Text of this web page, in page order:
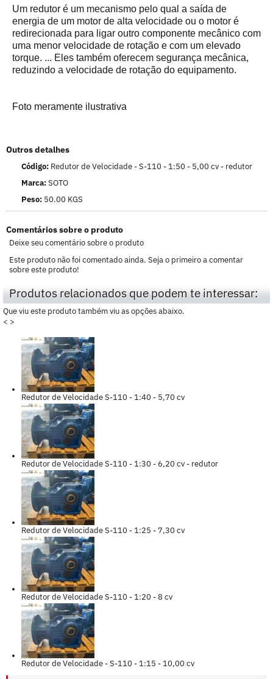
Um redutor é um mecanismo pelo qual a saída de
energia de um motor de alta velocidade ou o motor é
redirecionada para ligar outro componente mecânico com
uma menor velocidade de rotação e com um elevado
torque. ... Eles também oferecem segurança mecânica,
reduzindo a velocidade de rotação do equipamento.
Foto meramente ilustrativa
Outros detalhes
Código: Redutor de Velocidade - S-110 - 1:50 - 5,00 cv - redutor
Marca:SOTO
Peso: 50.00 KGS
Comentários sobre o produto
Deixe seu comentário sobre o produto
Este produto não foi comentado ainda. Seja o primeiro a comentar
sobre este produto!
Produtos relacionados que podem te interessar:
Que viu este produto também viu as opções abaixo.
< >
Redutor de Velocidade S-110 - 1:40 - 5,70 cv
Redutor de Velocidade S-110 - 1:30 - 6,20 cv - redutor
Redutor de Velocidade S-110 - 1:25 - 7,30 cv
Redutor de Velocidade S-110 - 1:20 - 8 cv
Redutor de Velocidade - S-110 - 1:15 - 10,00 cv